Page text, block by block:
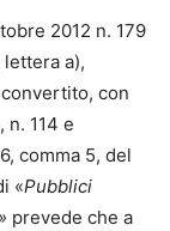
2012 n. 179
a),
con
n. 114 e
comma 5, del
«Pubblici
prevede che a